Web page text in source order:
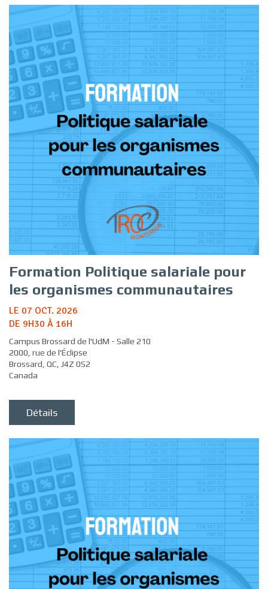
Formation Politique salariale pour
les organismes communautaires
LE 07 OCT. 2026
DE 9H30 À 16H
Campus Brossard de l'UdM - Salle 210
2000, rue de l'Éclipse
Brossard, QC, J4Z 0S2
Canada
Détails